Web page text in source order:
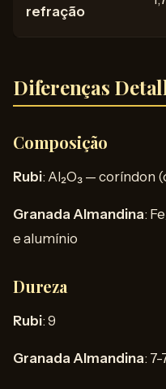
refração
Diferenças
Composição
Rubi: Al₂O₃ — coríndon
Granada Almandina:
e alumínio
Dureza
Rubi: 9
Granada Almandina: 7-